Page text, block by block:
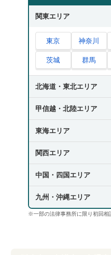
関東エリア
東京 神奈川
茨城 群馬
北海道・東北エリア
甲信越・北陸エリア
東海エリア
関西エリア
中国・四国エリア
九州・沖縄エリア
※一部の法律事務所に限り初回相